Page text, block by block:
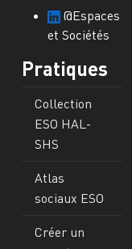
@Espaces
et Sociétés
Pratiques
Collection
ESO HAL-
SHS
Atlas
sociaux ESO
Créer un